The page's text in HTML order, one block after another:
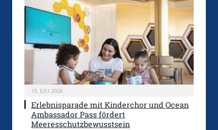
15. JULI 2026
Erlebnisparade mit Kinderchor und Ocean
Ambassador Pass fördert
Meeresschutzbewusstsein